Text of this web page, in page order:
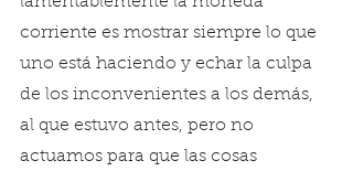
corriente es mostrar siempre lo que
uno está haciendo y echar la culpa
de los inconvenientes a los demás,
al que estuvo antes, pero no
actuamos para que las cosas